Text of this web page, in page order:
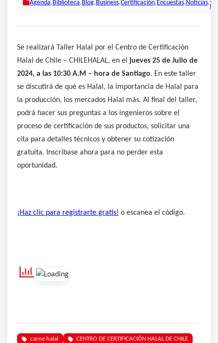
Agenda, Biblioteca, Blog, Business,Certificación, Encuestas, Noticias,
Se realizará Taller Halal por el Centro de Certificación
Halal de Chile – CHILEHALAL, en el jueves 25 de Julio de
2024, a las 10:30 A.M – hora de Santiago. En este taller
se discutirá de qué es Halal, la importancia de Halal para
la producción, los mercados Halal más. Al final del taller,
podrá hacer sus preguntas a los ingenieros sobre el
proceso de certificación de sus productos, solicitar una
cita para detalles técnicos y obtener su cotización
gratuita. Inscríbase ahora para no perder esta
oportunidad.
¡Haz clic para registrarte gratis! o escanea el código.
carne halal
CENTRO DE CERTIFICACIÓN HALAL DE CHILE